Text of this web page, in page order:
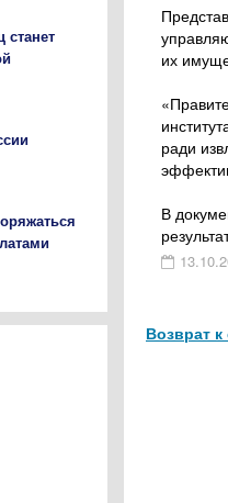
станет
их
ради
В
Возврат к